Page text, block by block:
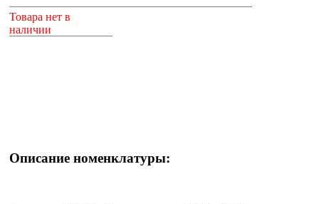
Товара нет в
наличии
Описание номенклатуры: